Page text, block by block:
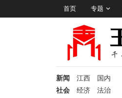
首页 专题
新闻 江西
国内
社会
经济 法治